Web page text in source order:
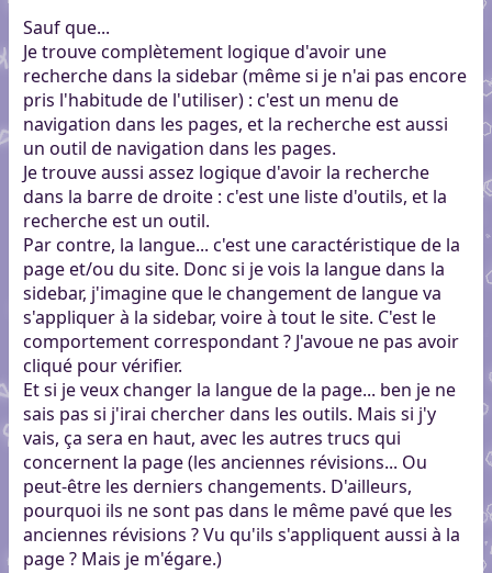
Sauf que...
Je trouve complètement logique d'avoir une
recherche dans la sidebar (même si je n'ai pas encore
pris l'habitude de l'utiliser) : c'est un menu de
navigation dans les pages, et la recherche est aussi
un outil de navigation dans les pages.
Je trouve aussi assez logique d'avoir la recherche
dans la barre de droite : c'est une liste d'outils, et la
recherche est un outil.
Par contre, la langue... c'est une caractéristique de la
page et/ou du site. Donc si je vois la langue dans la
sidebar, j'imagine que le changement de langue va
s'appliquer à la sidebar, voire à tout le site. C'est le
comportement correspondant ? J'avoue ne pas avoir
cliqué pour vérifier.
Et si je veux changer la langue de la page... ben je ne
sais pas si j'irai chercher dans les outils. Mais si j'y
vais, ça sera en haut, avec les autres trucs qui
concernent la page (les anciennes révisions... Ou
peut-être les derniers changements. D'ailleurs,
pourquoi ils ne sont pas dans le même pavé que les
anciennes révisions ? Vu qu'ils s'appliquent aussi à la
page ? Mais je m'égare.)